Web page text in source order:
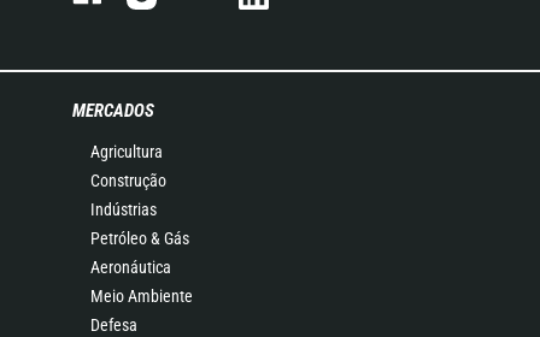
MERCADOS
Agricultura
Construção
Indústrias
Petróleo & Gás
Aeronáutica
Meio Ambiente
Defesa